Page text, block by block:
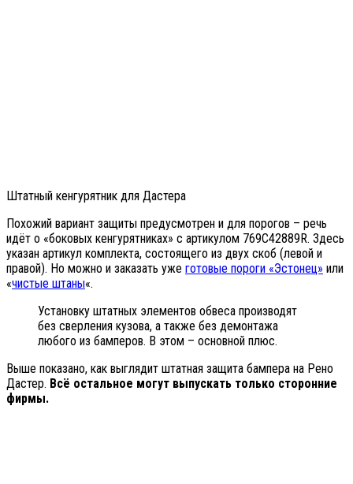
Штатный кенгурятник для Дастера
Похожий вариант защиты предусмотрен и для порогов – речь
идёт о «боковых кенгурятниках» с артикулом 769C42889R. Здесь
указан артикул комплекта, состоящего из двух скоб (левой и
правой). Но можно и заказать уже готовые пороги «Эстонец» или
«чистые штаны«.
Установку штатных элементов обвеса производят
без сверления кузова, а также без демонтажа
любого из бамперов. В этом – основной плюс.
Выше показано, как выглядит штатная защита бампера на Рено
Дастер. Всё остальное могут выпускать только сторонние
фирмы.